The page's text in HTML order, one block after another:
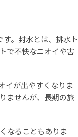
。封水とは、排水ト
で不快なニオイや害
イが出やすくなりま
ませんが、長期の旅
なることもありま